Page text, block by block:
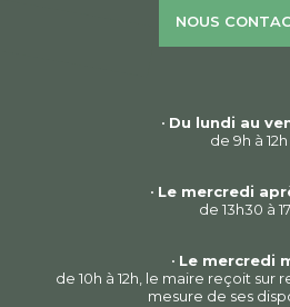
NOUS
• Du lundi au
de 9h à 12h
• Le mercredi
de 13h30 à
• Le mercredi
de 10h à 12h, le maire reçoit sur
mesure de ses